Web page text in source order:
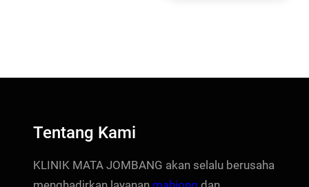
Tentang Kami
KLINIK MATA JOMBANG akan selalu berusaha